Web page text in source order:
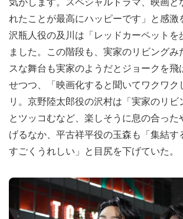
気がします。スペシャルドラマ、映画と
れたことが最高にハッピーです」と感激
沢瓶人役の及川は「レッドカーペットを
ました。この階段も、実家のリビングみ
スな舞台も実家のようだとジョークを飛
せつつ、「映画化すると聞いてワクワク
リ。京野陸太郎役の沢村は「実家のリビ
とツッコむなど、楽しそうに息の合った
げるなか、平古祥平役の玉森も「集結す
すごくうれしい」と目尻を下げていた。